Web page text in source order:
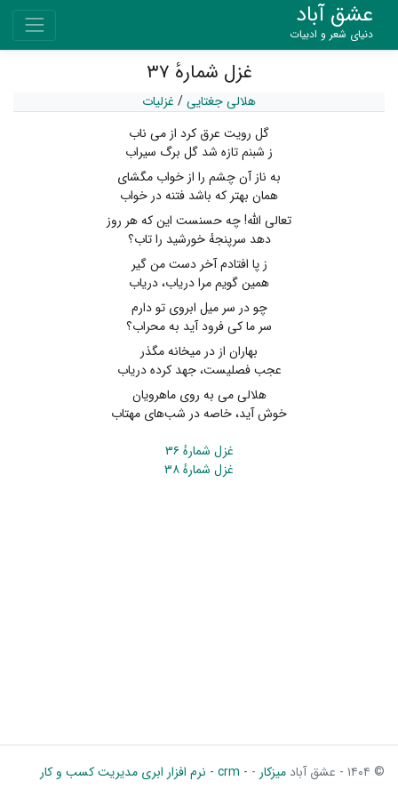
عشق آباد
دنیای شعر و ادبیات
غزل شمارهٔ ۳۷
هلالی جغتایی/ غزلیات
گل رویت عرق کرد از می ناب
ز شبنم تازه شد گل برگ سیراب
به ناز آن چشم را از خواب مگشای
همان بهتر که باشد فتنه در خواب
تعالی‌ الله! چه حسنست این که هر روز
دهد سرپنجهٔ خورشید را تاب؟
ز پا افتادم آخر دست من گیر
همین گویم مرا دریاب، دریاب
چو در سر میل ابروی تو دارم
سر ما کی فرود آید به محراب؟
بهاران از در میخانه مگذر
عجب فصلیست، جهد کرده دریاب
هلالی می به روی ماهرویان
خوش آید، خاصه در شب‌های مهتاب
غزل شمارهٔ ۳۶
غزل شمارهٔ ۳۸
© ۱۴۰۴ - عشق آباد میزکار - - crm - نرم افزار ابری مدیریت کسب و کار